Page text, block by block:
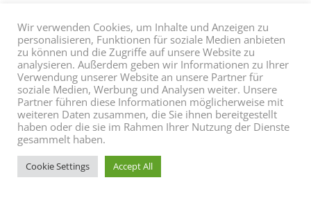
https://support.wix.com/de/article/cookies-und-
deine-website-bei-wix
Die Speicherung und Analyse der Daten erfolgt auf
Grundlage von Art. 6 Abs. 1 lit. f DSGVO. Der
Websitebetreiber hat ein berechtigtes Interesse an
der statistischen Analyse des Nutzerverhaltens, um
sowohl sein Webangebot als auch seine Werbung zu
optimieren. Sofern eine entsprechende Einwilligung
Wir verwenden Cookies, um Inhalte und Anzeigen zu
personalisieren, Funktionen für soziale Medien anbieten
zu können und die Zugriffe auf unsere Website zu
analysieren. Außerdem geben wir Informationen zu Ihrer
Verwendung unserer Website an unsere Partner für
soziale Medien, Werbung und Analysen weiter. Unsere
Partner führen diese Informationen möglicherweise mit
weiteren Daten zusammen, die Sie ihnen bereitgestellt
haben oder die sie im Rahmen Ihrer Nutzung der Dienste
gesammelt haben.
Cookie Settings Accept All